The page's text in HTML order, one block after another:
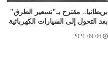
بريطانيا.. مقترح بـ"تسعير الطرق"
بعد التحول إلى السيارات الكهربائية
2021-09-06